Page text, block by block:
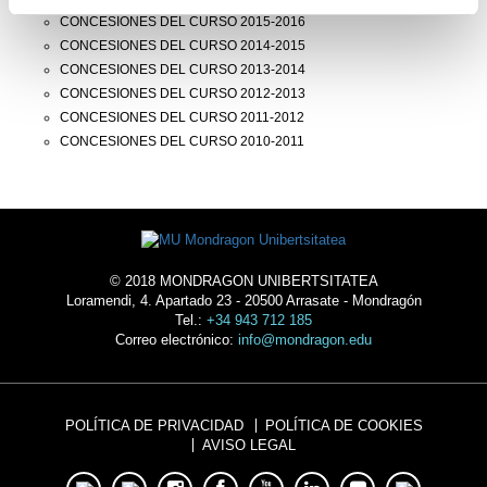
CONCESIONES DEL CURSO 2015-2016
CONCESIONES DEL CURSO 2014-2015
CONCESIONES DEL CURSO 2013-2014
CONCESIONES DEL CURSO 2012-2013
CONCESIONES DEL CURSO 2011-2012
CONCESIONES DEL CURSO 2010-2011
© 2018 MONDRAGON UNIBERTSITATEA
Loramendi, 4. Apartado 23 - 20500 Arrasate - Mondragón
Tel.: +34 943 712 185
Correo electrónico: info@mondragon.edu
POLÍTICA DE PRIVACIDAD
POLÍTICA DE COOKIES
AVISO LEGAL